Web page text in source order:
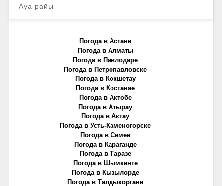
Ауа райы
Погода в Астане
Погода в Алматы
Погода в Павлодаре
Погода в Петропавловске
Погода в Кокшетау
Погода в Костанае
Погода в Актобе
Погода в Атырау
Погода в Актау
Погода в Усть-Каменогорске
Погода в Семее
Погода в Караганде
Погода в Таразе
Погода в Шымкенте
Погода в Кызылорде
Погода в Талдыкоргане